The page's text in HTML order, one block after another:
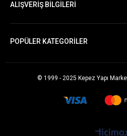
ALIŞVERİŞ BİLGİLERİ
POPÜLER KATEGORİLER
© 1999 - 2025 Kepez Yapı